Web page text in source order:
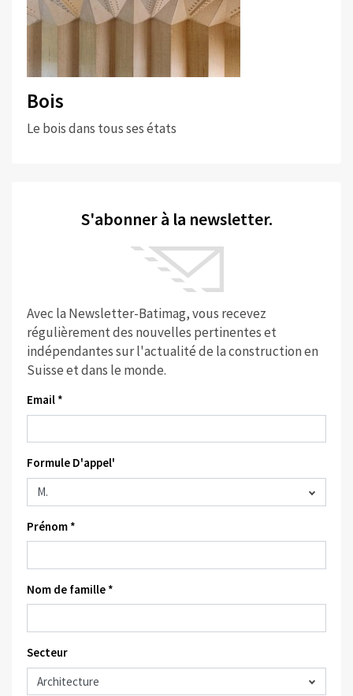
Bois
Le bois dans tous ses états
S'abonner à la newsletter.
Avec la Newsletter-Batimag, vous recevez
régulièrement des nouvelles pertinentes et
indépendantes sur l'actualité de la construction en
Suisse et dans le monde.
Email *
Formule D'appel'
Prénom *
Nom de famille *
Secteur